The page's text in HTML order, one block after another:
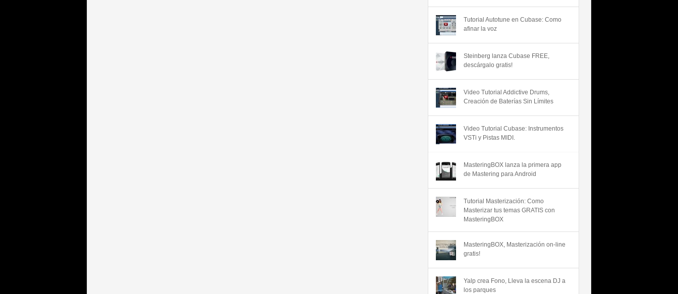
Tutorial Autotune en Cubase: Como
afinar la voz
Steinberg lanza Cubase FREE,
descárgalo gratis!
Video Tutorial Addictive Drums,
Creación de Baterías Sin Límites
Video Tutorial Cubase: Instrumentos
VSTi y Pistas MIDI.
MasteringBOX lanza la primera app
de Mastering para Android
Tutorial Masterización: Como
Masterizar tus temas GRATIS con
MasteringBOX
MasteringBOX, Masterización on-line
gratis!
Yalp crea Fono, Lleva la escena DJ a
los parques